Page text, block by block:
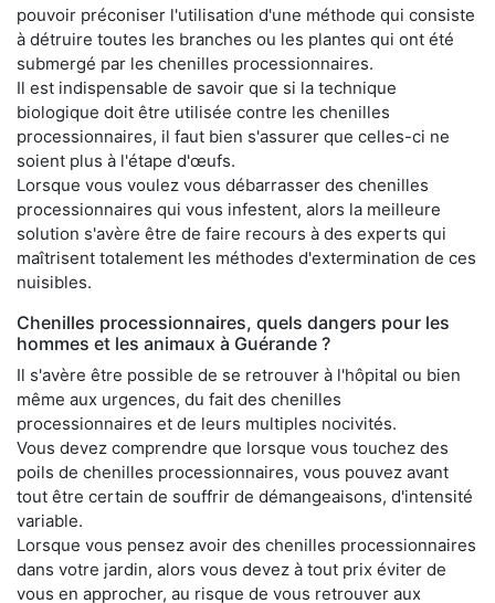
pouvoir préconiser l'utilisation d'une méthode qui consiste
à détruire toutes les branches ou les plantes qui ont été
submergé par les chenilles processionnaires.
Il est indispensable de savoir que si la technique
biologique doit être utilisée contre les chenilles
processionnaires, il faut bien s'assurer que celles-ci ne
soient plus à l'étape d'œufs.
Lorsque vous voulez vous débarrasser des chenilles
processionnaires qui vous infestent, alors la meilleure
solution s'avère être de faire recours à des experts qui
maîtrisent totalement les méthodes d'extermination de ces
nuisibles.
Chenilles processionnaires, quels dangers pour les
hommes et les animaux à Guérande ?
Il s'avère être possible de se retrouver à l'hôpital ou bien
même aux urgences, du fait des chenilles
processionnaires et de leurs multiples nocivités.
Vous devez comprendre que lorsque vous touchez des
poils de chenilles processionnaires, vous pouvez avant
tout être certain de souffrir de démangeaisons, d'intensité
variable.
Lorsque vous pensez avoir des chenilles processionnaires
dans votre jardin, alors vous devez à tout prix éviter de
vous en approcher, au risque de vous retrouver aux